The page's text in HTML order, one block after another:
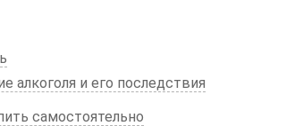
алкоголя и его последствия
самостоятельно